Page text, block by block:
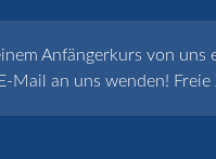
Anfängerkurs von uns
Mail an uns wenden!